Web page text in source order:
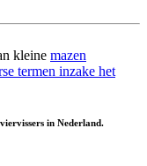
kleine mazen
termen inzake het
in Nederland.